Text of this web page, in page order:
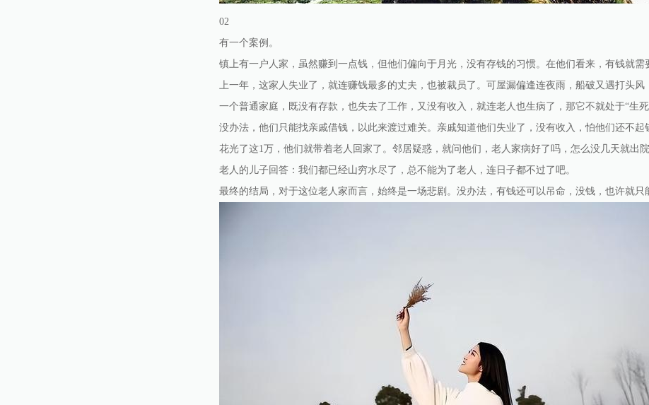
02
有一个案例。
镇上有一户人家，虽然赚到一点钱，但他们偏向于月光，没有存钱的习惯。在他们看来，有钱就需
上一年，这家人失业了，就连赚钱最多的丈夫，也被裁员了。可屋漏偏逢连夜雨，船破又遇打头风
一个普通家庭，既没有存款，也失去了工作，又没有收入，就连老人也生病了，那它不就处于“生
没办法，他们只能找亲戚借钱，以此来渡过难关。亲戚知道他们失业了，没有收入，怕他们还不起
花光了这1万，他们就带着老人回家了。邻居疑惑，就问他们，老人家病好了吗，怎么没几天就出
老人的儿子回答：我们都已经山穷水尽了，总不能为了老人，连日子都不过了吧。
最终的结局，对于这位老人家而言，始终是一场悲剧。没办法，有钱还可以吊命，没钱，也许就只